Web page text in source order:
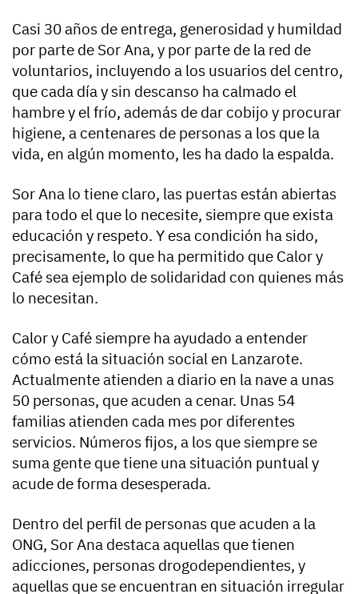
Casi 30 años de entrega, generosidad y humildad
por parte de Sor Ana, y por parte de la red de
voluntarios, incluyendo a los usuarios del centro,
que cada día y sin descanso ha calmado el
hambre y el frío, además de dar cobijo y procurar
higiene, a centenares de personas a los que la
vida, en algún momento, les ha dado la espalda.
Sor Ana lo tiene claro, las puertas están abiertas
para todo el que lo necesite, siempre que exista
educación y respeto. Y esa condición ha sido,
precisamente, lo que ha permitido que Calor y
Café sea ejemplo de solidaridad con quienes más
lo necesitan.
Calor y Café siempre ha ayudado a entender
cómo está la situación social en Lanzarote.
Actualmente atienden a diario en la nave a unas
50 personas, que acuden a cenar. Unas 54
familias atienden cada mes por diferentes
servicios. Números fijos, a los que siempre se
suma gente que tiene una situación puntual y
acude de forma desesperada.
Dentro del perfil de personas que acuden a la
ONG, Sor Ana destaca aquellas que tienen
adicciones, personas drogodependientes, y
aquellas que se encuentran en situación irregular